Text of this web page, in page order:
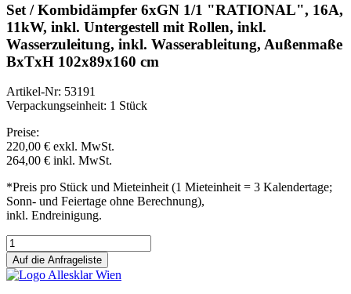
Set / Kombidämpfer 6xGN 1/1 "RATIONAL", 16A,
11kW, inkl. Untergestell mit Rollen, inkl.
Wasserzuleitung, inkl. Wasserableitung, Außenmaße
BxTxH 102x89x160 cm
Artikel-Nr: 53191
Verpackungseinheit: 1 Stück
Preise:
220,00 € exkl. MwSt.
264,00 € inkl. MwSt.
*Preis pro Stück und Mieteinheit (1 Mieteinheit = 3 Kalendertage;
Sonn- und Feiertage ohne Berechnung),
inkl. Endreinigung.
Auf die Anfrageliste